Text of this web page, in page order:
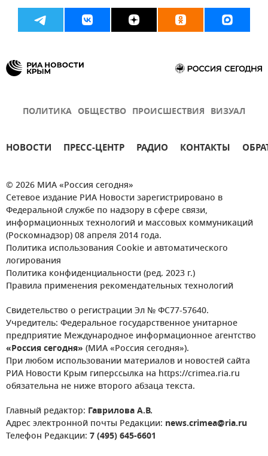
ПОЛИТИКА ОБЩЕСТВО ПРОИСШЕСТВИЯ ВИЗУАЛ
НОВОСТИ ПРЕСС-ЦЕНТР РАДИО КОНТАКТЫ
© 2026 МИА «Россия сегодня»
Сетевое издание РИА Новости зарегистрировано в
Федеральной службе по надзору в сфере связи,
информационных технологий и массовых коммуникаций
(Роскомнадзор) 08 апреля 2014 года.
Политика использования Cookie и автоматического
логирования
Политика конфиденциальности (ред. 2023 г.)
Правила применения рекомендательных технологий
Свидетельство о регистрации Эл № ФС77-57640.
Учредитель: Федеральное государственное унитарное
предприятие Международное информационное агентство
«Россия сегодня» (МИА «Россия сегодня»).
При любом использовании материалов и новостей сайта
РИА Новости Крым гиперссылка на https://crimea.ria.ru
обязательна не ниже второго абзаца текста.
Главный редактор: Гаврилова А.В.
Адрес электронной почты Редакции: news.crimea@ria.ru
Телефон Редакции: 7 (495) 645-6601